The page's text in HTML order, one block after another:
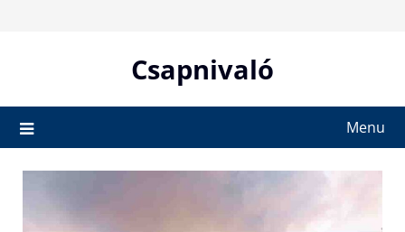
Csapnivaló
Menu